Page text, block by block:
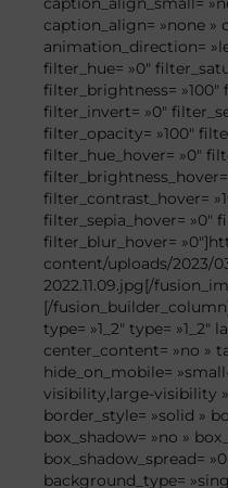
caption_align= »none »
animation_direction=
filter_hue= »0″
filter_brightness= »100″
filter_invert= »0″
filter_opacity= »100″
filter_hue_hover= »0″
filter_brightness_hover=
filter_contrast_hover=
filter_sepia_hover= »0″
filter_blur_hover=
content/uploads/2023/
2022.11.09.jpg[/
[/
type= »1_2″ type= »1_2″
center_content= »no »
hide_on_mobile=
visibility,large-visibility
border_style= »solid »
box_shadow= »no »
box_shadow_spread=
background_type=